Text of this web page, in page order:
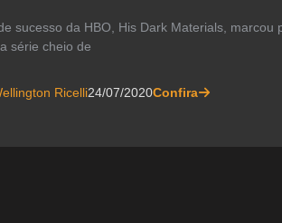
sucesso da HBO, His Dark Materials,
série cheio de
Ricelli24/07/2020Confira